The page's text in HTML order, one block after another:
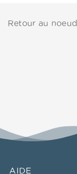
Retour au noeud
AIDE